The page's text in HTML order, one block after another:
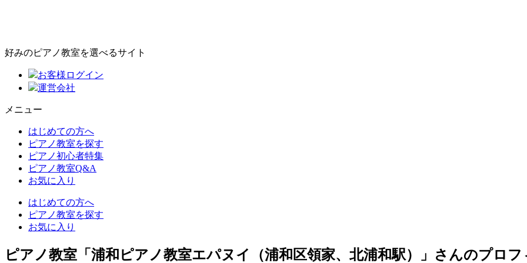
好みのピアノ教室を選べるサイト
お客様ログイン
運営会社
メニュー
はじめての方へ
ピアノ教室を探す
ピアノ初心者特集
ピアノ教室Q&A
お気に入り
はじめての方へ
ピアノ教室を探す
お気に入り
ピアノ教室「浦和ピアノ教室エパヌイ（浦和区領家、北浦和駅）」さんのプロフ